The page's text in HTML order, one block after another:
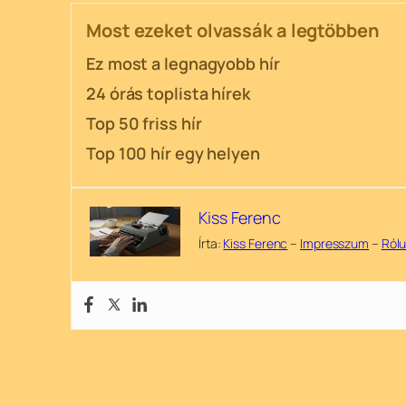
Most ezeket olvassák a legtöbben
Ez most a legnagyobb hír
24 órás toplista hírek
Top 50 friss hír
Top 100 hír egy helyen
Kiss Ferenc
Írta: Kiss Ferenc – Impresszum –